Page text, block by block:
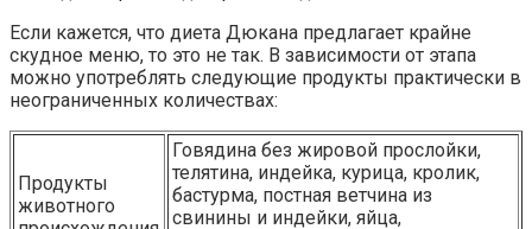
Если кажется, что диета Дюкана предлагает крайне
скудное меню, то это не так. В зависимости от этапа
можно употреблять следующие продукты практически в
неограниченных количествах:
Продукты
животного
Говядина без жировой прослойки,
телятина, индейка, курица, кролик,
бастурма, постная ветчина из
свинины и индейки, яйца,